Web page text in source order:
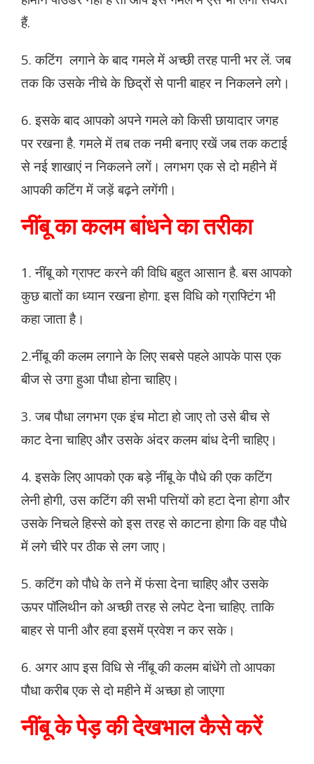
हैं.
5. कटिंग लगाने के बाद गमले में अच्छी तरह पानी भर लें. जब
तक कि उसके नीचे के छिद्रों से पानी बाहर न निकलने लगे।
6. इसके बाद आपको अपने गमले को किसी छायादार जगह
पर रखना है. गमले में तब तक नमी बनाए रखें जब तक कटाई
से नई शाखाएं न निकलने लगें। लगभग एक से दो महीने में
आपकी कटिंग में जड़ें बढ़ने लगेंगी।
नींबू का कलम बांधने का तरीका
1. नींबू को ग्राफ्ट करने की विधि बहुत आसान है. बस आपको
कुछ बातों का ध्यान रखना होगा. इस विधि को ग्राफ्टिंग भी
कहा जाता है।
2.नींबू की कलम लगाने के लिए सबसे पहले आपके पास एक
बीज से उगा हुआ पौधा होना चाहिए।
3. जब पौधा लगभग एक इंच मोटा हो जाए तो उसे बीच से
काट देना चाहिए और उसके अंदर कलम बांध देनी चाहिए।
4. इसके लिए आपको एक बड़े नींबू के पौधे की एक कटिंग
लेनी होगी, उस कटिंग की सभी पत्तियों को हटा देना होगा और
उसके निचले हिस्से को इस तरह से काटना होगा कि वह पौधे
में लगे चीरे पर ठीक से लग जाए।
5. कटिंग को पौधे के तने में फंसा देना चाहिए और उसके
ऊपर पॉलिथीन को अच्छी तरह से लपेट देना चाहिए. ताकि
बाहर से पानी और हवा इसमें प्रवेश न कर सके।
6. अगर आप इस विधि से नींबू की कलम बांधेंगे तो आपका
पौधा करीब एक से दो महीने में अच्छा हो जाएगा
नींबू के पेड़ की देखभाल कैसे करें